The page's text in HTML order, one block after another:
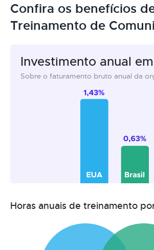
Confira os benefícios
Treinamento de
Investimento anual
Sobre o faturamento bruto anual da
Horas anuais de treinamento